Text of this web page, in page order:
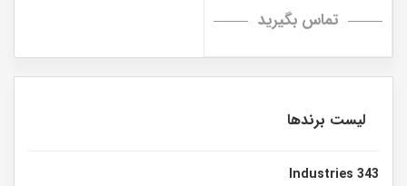
تماس بگیرید
لیست برندها
343 Industries